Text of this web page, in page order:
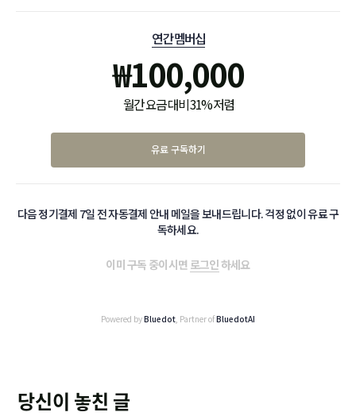
연간 멤버십
₩100,000
월간 요금 대비 31% 저렴
유료 구독하기
다음 정기결제 7일 전 자동결제 안내 메일을 보내드립니다. 걱정 없이 유료 구
독하세요.
이미 구독 중이시면 로그인하세요
Powered byBluedot, Partner ofBluedotAI
당신이 놓친 글